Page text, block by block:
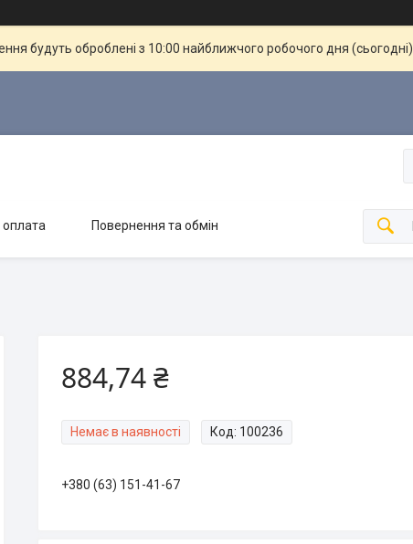
будуть оброблені з 10:00 найближчого робочого дня (сьогодні).
Повернення та обмін
884,74 ₴
Немає в наявності Код: 100236
+380 (63) 151-41-67